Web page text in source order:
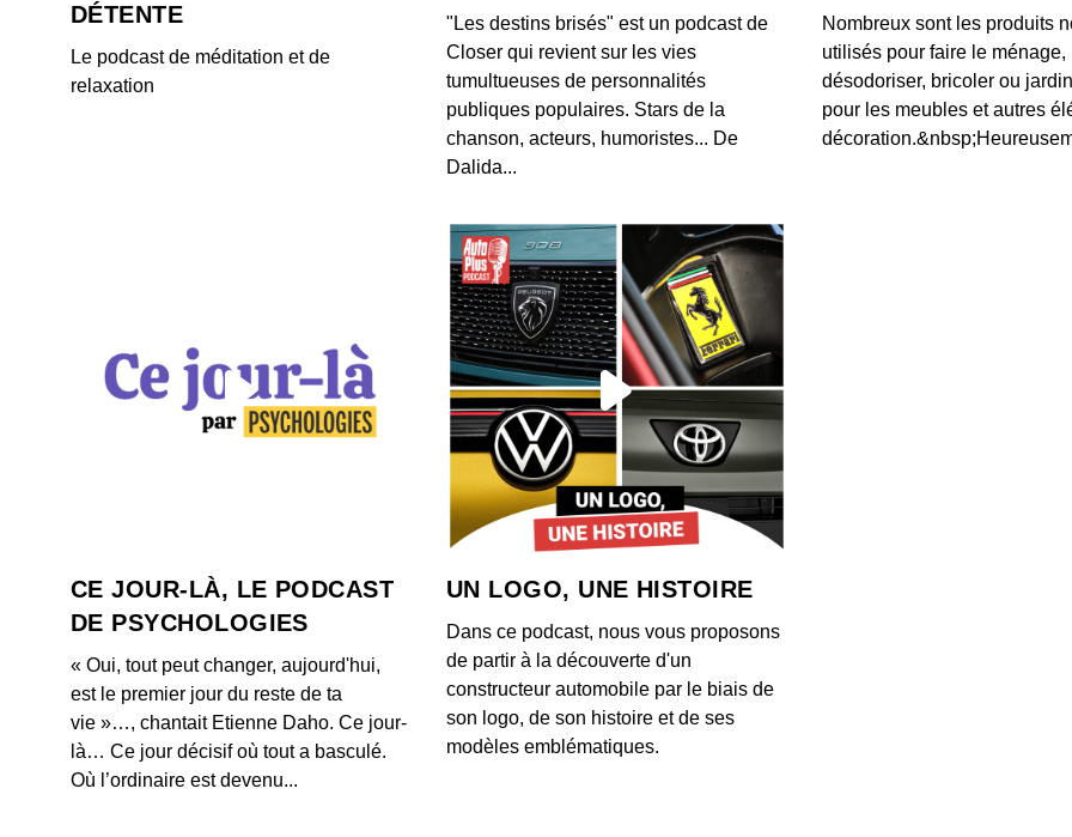
DÉTENTE
Le podcast de méditation et de
relaxation
"Les destins brisés" est un podcast de
Closer qui revient sur les vies
tumultueuses de personnalités
publiques populaires. Stars de la
chanson, acteurs, humoristes... De
Dalida...
Nombreux sont les produits
utilisés pour faire le ménage,
désodoriser, bricoler ou
pour les meubles et autres
CE JOUR-LÀ, LE PODCAST
DE PSYCHOLOGIES
« Oui, tout peut changer, aujourd'hui,
est le premier jour du reste de ta
vie »…, chantait Etienne Daho. Ce jour-
là… Ce jour décisif où tout a basculé.
Où l’ordinaire est devenu...
UN LOGO, UNE HISTOIRE
Dans ce podcast, nous vous proposons
de partir à la découverte d'un
constructeur automobile par le biais de
son logo, de son histoire et de ses
modèles emblématiques.